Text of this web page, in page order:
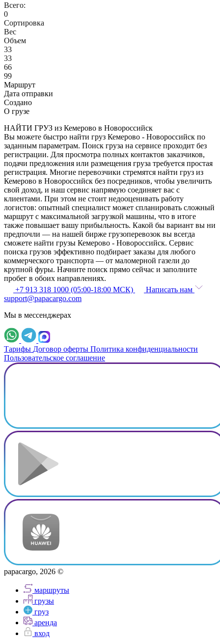
Всего:
0
Сортировка
Вес
Объем
33
33
66
99
Маршрут
Дата отправки
Создано
О грузе
НАЙТИ ГРУЗ из Кемерово в Новороссийск
Вы можете быстро найти груз Кемерово - Новороссийск по
заданным параметрам. Поиск груза на сервисе проходит без
регистрации. Для просмотра полных контактов заказчиков,
подачи предложения или размещения груза требуется простая
регистрация. Многие перевозчики стремятся найти груз из
Кемерово в Новороссийск без посредников, чтобы увеличить
свой доход, и наш сервис напрямую соединяет вас с
клиентами. При этом не стоит недооценивать работу
логистов: опытный специалист может спланировать сложный
маршрут с максимальной загрузкой машины, что в итоге
также повышает вашу прибыльность. Какой бы вариант вы ни
предпочли — на нашей бирже грузоперевозок вы всегда
сможете найти грузы Кемерово - Новороссийск. Сервис
поиска грузов эффективно подбирает заказы для любого
коммерческого транспорта — от маломерной газели до
крупной фуры. Начните поиск прямо сейчас и заполните
пробег в обоих направлениях.
+7 913 318 1000 (05:00-18:00 МСК)
Написать нам
support@papacargo.com
Мы в мессенджерах
Тарифы Договор оферты Политика конфиденциальности
Пользовательское соглашение
papacargo, 2026 ©
маршруты
грузы
груз
аренда
вход